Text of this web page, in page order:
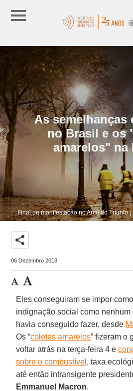
As semelhanças
no Brasil e os
amarelos" na
Final de manifestação no Arco do Triunfo
share
06 Dezembro 2018
Eles conseguiram se impor
indignação social como nenhum
havia conseguido fazer, desde
Os “coletes amarelos” fizeram o
voltar atrás na terça-feira 4 e
sobre o combustível , taxa
até então intransigente
Emmanuel Macron.